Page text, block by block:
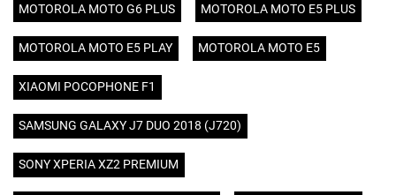
MOTOROLA MOTO G6 PLUS MOTOROLA MOTO E5 PLUS
MOTOROLA MOTO E5 PLAY MOTOROLA MOTO E5
XIAOMI POCOPHONE F1
SAMSUNG GALAXY J7 DUO 2018 (J720)
SONY XPERIA XZ2 PREMIUM